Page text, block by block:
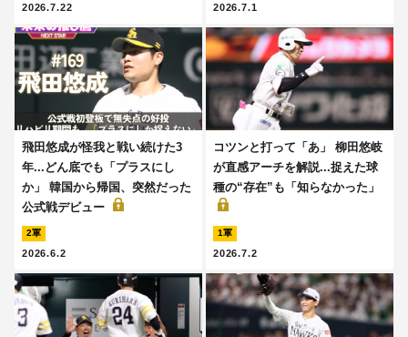
2026.7.22 2026.7.1
飛田悠成が怪我と戦い続けた3
年...どん底でも「プラスにし
か」 韓国から帰国、突然だった
公式戦デビュー
2軍
2026.6.2
コツンと打って「あ」 柳田悠岐
が直感アーチを解説...捉えた球
種の“存在”も「知らなかった」
1軍
2026.7.2